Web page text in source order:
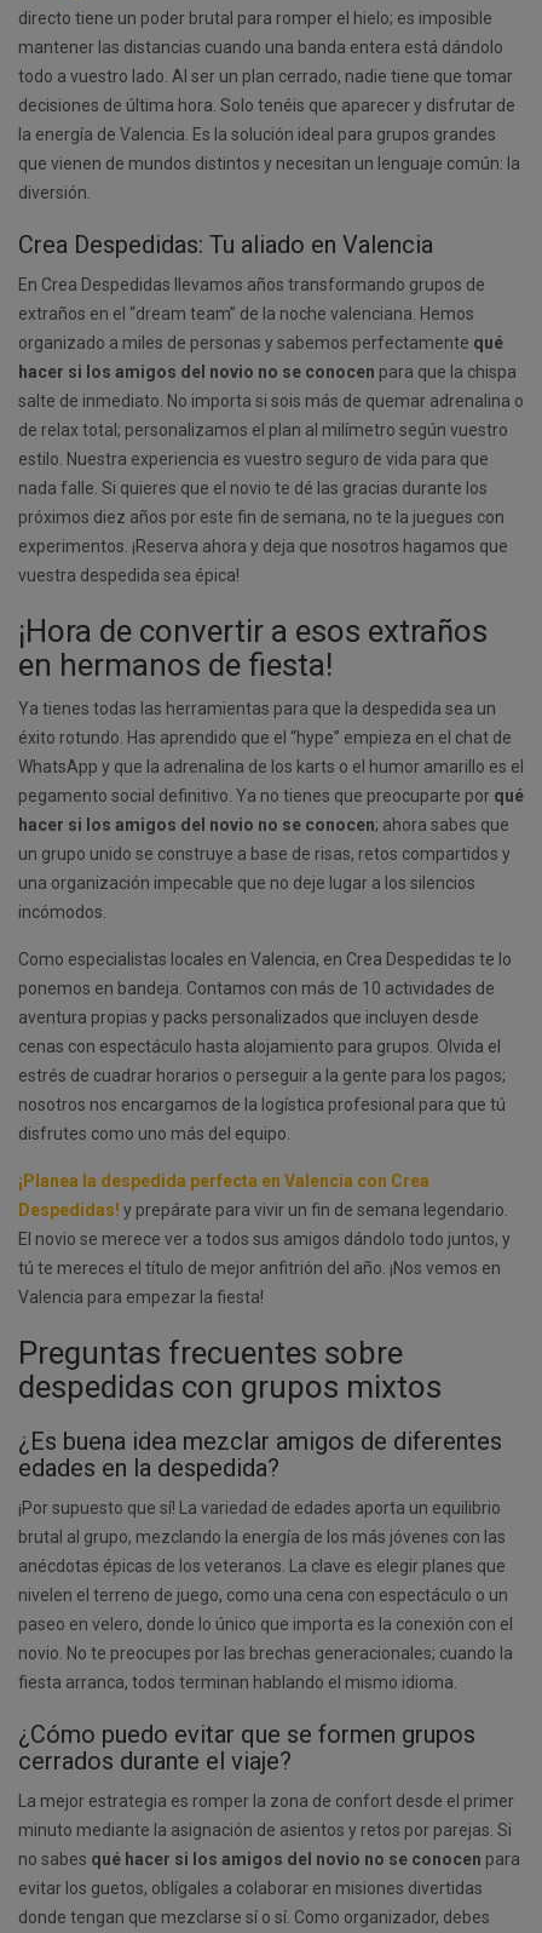
directo tiene un poder brutal para romper el hielo; es imposible
mantener las distancias cuando una banda entera está dándolo
todo a vuestro lado. Al ser un plan cerrado, nadie tiene que tomar
decisiones de última hora. Solo tenéis que aparecer y disfrutar de
la energía de Valencia. Es la solución ideal para grupos grandes
que vienen de mundos distintos y necesitan un lenguaje común: la
diversión.
Crea Despedidas: Tu aliado en Valencia
En Crea Despedidas llevamos años transformando grupos de
extraños en el “dream team” de la noche valenciana. Hemos
organizado a miles de personas y sabemos perfectamente qué
hacer si los amigos del novio no se conocen para que la chispa
salte de inmediato. No importa si sois más de quemar adrenalina o
de relax total; personalizamos el plan al milímetro según vuestro
estilo. Nuestra experiencia es vuestro seguro de vida para que
nada falle. Si quieres que el novio te dé las gracias durante los
próximos diez años por este fin de semana, no te la juegues con
experimentos. ¡Reserva ahora y deja que nosotros hagamos que
vuestra despedida sea épica!
¡Hora de convertir a esos extraños
en hermanos de fiesta!
Ya tienes todas las herramientas para que la despedida sea un
éxito rotundo. Has aprendido que el “hype” empieza en el chat de
WhatsApp y que la adrenalina de los karts o el humor amarillo es el
pegamento social definitivo. Ya no tienes que preocuparte por qué
hacer si los amigos del novio no se conocen; ahora sabes que
un grupo unido se construye a base de risas, retos compartidos y
una organización impecable que no deje lugar a los silencios
incómodos.
Como especialistas locales en Valencia, en Crea Despedidas te lo
ponemos en bandeja. Contamos con más de 10 actividades de
aventura propias y packs personalizados que incluyen desde
cenas con espectáculo hasta alojamiento para grupos. Olvida el
estrés de cuadrar horarios o perseguir a la gente para los pagos;
nosotros nos encargamos de la logística profesional para que tú
disfrutes como uno más del equipo.
¡Planea la despedida perfecta en Valencia con Crea
Despedidas! y prepárate para vivir un fin de semana legendario.
El novio se merece ver a todos sus amigos dándolo todo juntos, y
tú te mereces el título de mejor anfitrión del año. ¡Nos vemos en
Valencia para empezar la fiesta!
Preguntas frecuentes sobre
despedidas con grupos mixtos
¿Es buena idea mezclar amigos de diferentes
edades en la despedida?
¡Por supuesto que sí! La variedad de edades aporta un equilibrio
brutal al grupo, mezclando la energía de los más jóvenes con las
anécdotas épicas de los veteranos. La clave es elegir planes que
nivelen el terreno de juego, como una cena con espectáculo o un
paseo en velero, donde lo único que importa es la conexión con el
novio. No te preocupes por las brechas generacionales; cuando la
fiesta arranca, todos terminan hablando el mismo idioma.
¿Cómo puedo evitar que se formen grupos
cerrados durante el viaje?
La mejor estrategia es romper la zona de confort desde el primer
minuto mediante la asignación de asientos y retos por parejas. Si
no sabes qué hacer si los amigos del novio no se conocen para
evitar los guetos, oblígales a colaborar en misiones divertidas
donde tengan que mezclarse sí o sí. Como organizador, debes